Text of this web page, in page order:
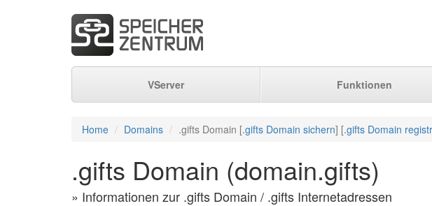
VServer Funktionen
Home Domains .gifts Domain [.gifts Domain sichern] [.gifts Domain
.gifts Domain (domain.gifts)
» Informationen zur .gifts Domain / .gifts Internetadressen